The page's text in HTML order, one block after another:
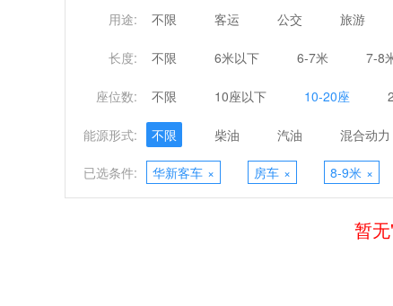
用途: 不限 客运 公交 旅游
长度: 不限 6米以下 6-7米 7-8
座位数: 不限 10座以下 10-20座
能源形式: 不限 柴油 汽油 混合动力
已选条件: 华新客车 × 房车 × 8-9米 ×
暂